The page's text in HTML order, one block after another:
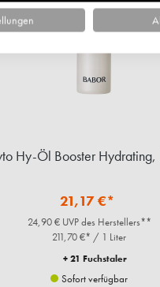
Hy-Öl Booster
21,17 €*
24,90 € UVP des Herstellers**
211,70 €* / 1 Liter
+ 21 Fuchstaler
Sofort verfügbar